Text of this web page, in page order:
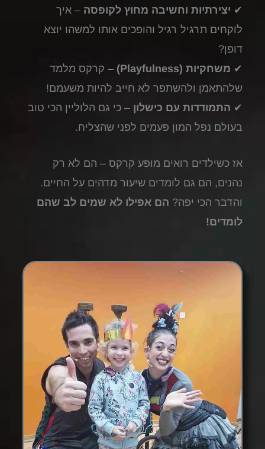
✔ יצירתיות וחשיבה מחוץ לקופסה – איך
לוקחים תרגיל רגיל והופכים אותו למשהו יוצא
דופן?
✔ משחקיות (Playfulness)
– קרקס מלמד
שלהתאמן ולהשתפר לא חייב להיות משעמם!
✔ התמודדות עם כישלון – כי גם הלוליין הכי טוב
בעולם נפל המון פעמים לפני שהצליח.
אז כשילדים רואים מופע קרקס – הם לא רק
נהנים, הם גם לומדים שיעור מדהים על החיים.
והדבר הכי יפה? הם אפילו לא שמים לב שהם
לומדים!